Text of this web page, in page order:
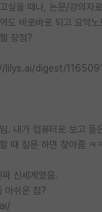
싶을 때나, 논문/강의자
도 바로바로 되고 요약
장점?
lilys.ai/digest/
. 내가 컴퓨터로 보고 들
때 질문 하면 찾아줌 ㅋ
신세계였음.
아쉬운 점?